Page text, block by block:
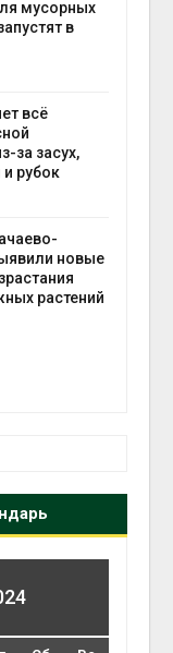
мусорных
в
всё
за засух,
и рубок
новые
растений